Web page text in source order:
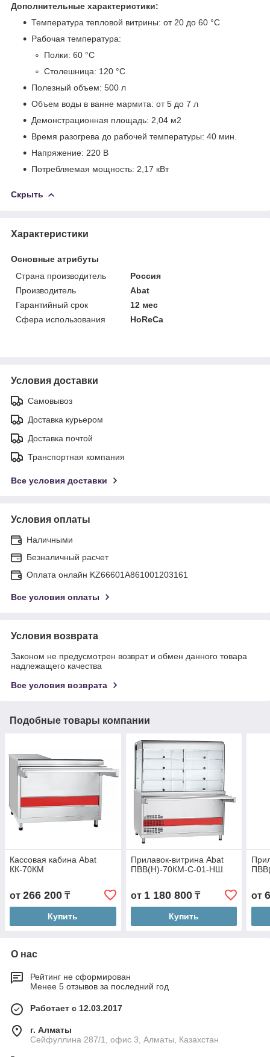
Дополнительные характеристики:
Температура тепловой витрины: от 20 до 60 °С
Рабочая температура:
Полки: 60 °С
Столешница: 120 °С
Полезный объем: 500 л
Объем воды в ванне мармита: от 5 до 7 л
Демонстрационная площадь: 2,04 м2
Время разогрева до рабочей температуры: 40 мин.
Напряжение: 220 В
Потребляемая мощность: 2,17 кВт
Скрыть
Характеристики
Основные атрибуты
Страна производитель
Россия
Производитель
Abat
Гарантийный срок
12 мес
Сфера использования
HoReCa
Условия доставки
Самовывоз
Доставка курьером
Доставка почтой
Транспортная компания
Все условия доставки
Условия оплаты
Наличными
Безналичный расчет
Оплата онлайн KZ66601A861001203161
Все условия оплаты
Условия возврата
Законом не предусмотрен возврат и обмен данного товара
надлежащего качества
Все условия возврата
Подобные товары компании
Кассовая кабина Abat
КК-70КМ
от 266 200 ₸
Купить
Прилавок-витрина Abat
ПВВ(Н)-70КМ-С-01-НШ
от 1 180 800₸
Купить
от
О нас
Рейтинг не сформирован
Менее 5 отзывов за последний год
Работает с 12.03.2017
г. Алматы
Сейфуллина 287/1, офис 3, Алматы, Казахстан